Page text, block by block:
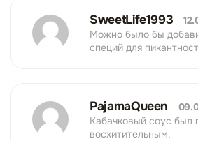
SweetLife1993
Можно было бы
специй для
PajamaQueen
Кабачковый соус был
восхитительным.